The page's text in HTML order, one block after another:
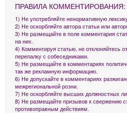
ПРАВИЛА КОММЕНТИРОВАНИЯ:
1) Не употребляйте ненормативную
2) Не оскорбляйте автора статьи или
3) Не размещайте в поле комментария
на них.
4) Комментируя статью, не отклоняйтесь
перепалку с собеседниками.
5) Не размещайте в комментариях
так же рекламную информацию.
6) Не допускайте в комментариях
межрегиональной розни.
7) Не оскорбляйте высших должностных
8) Не размещайте призывов к свержению
противоправным действиям.